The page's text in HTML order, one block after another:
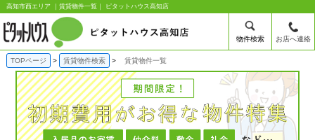
高知市西エリア ｜賃貸物件一覧｜ ピタットハウス高知店
物件検索 お店へ連絡
TOPページ 賃貸物件検索 賃貸物件一覧